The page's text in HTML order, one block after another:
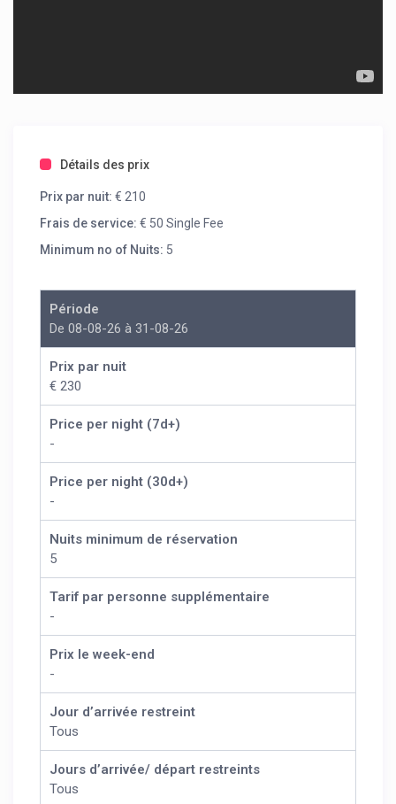
Détails des prix
Prix par nuit: € 210
Frais de service: € 50 Single Fee
Minimum no of Nuits: 5
Période
De 08-08-26 à 31-08-26
Prix par nuit
€ 230
Price per night (7d+)
-
Price per night (30d+)
-
Nuits minimum de réservation
5
Tarif par personne supplémentaire
-
Prix le week-end
-
Jour d’arrivée restreint
Tous
Jours d’arrivée/ départ restreints
Tous